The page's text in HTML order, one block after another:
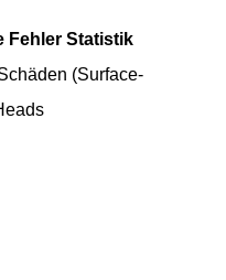
Fehler Statistik
(Surface-